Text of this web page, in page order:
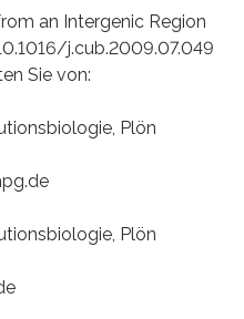
an Intergenic Region
j.cub.2009.07.049
Sie von:
Plön
Plön